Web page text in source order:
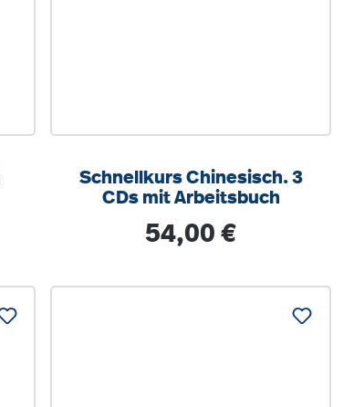
Schnellkurs Chinesisch. 3
CDs mit Arbeitsbuch
Regulärer Preis:
54,00 €